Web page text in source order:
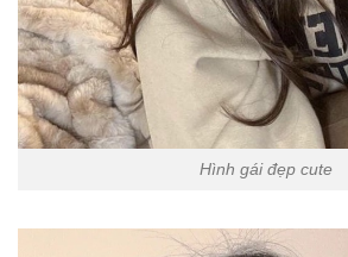
Hình gái đẹp cute